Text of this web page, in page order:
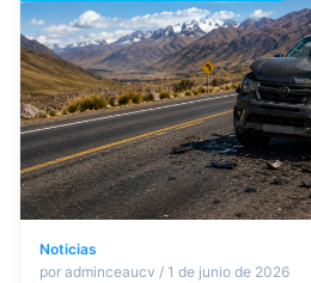
Noticias
por adminceaucv / 1 de junio de 2026